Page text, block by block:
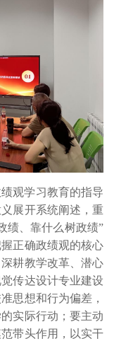
观学习教育的指导
展开系统阐述，重
绩、靠什么树政绩”
正确政绩观的核心
耕教学改革、潜心
传达设计专业建设
思想和行为偏差，
实际行动； 要主动
带头作用，以实干